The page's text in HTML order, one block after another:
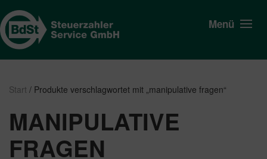
Menü
Start / Produkte verschlagwortet mit „manipulative fragen“
MANIPULATIVE
FRAGEN